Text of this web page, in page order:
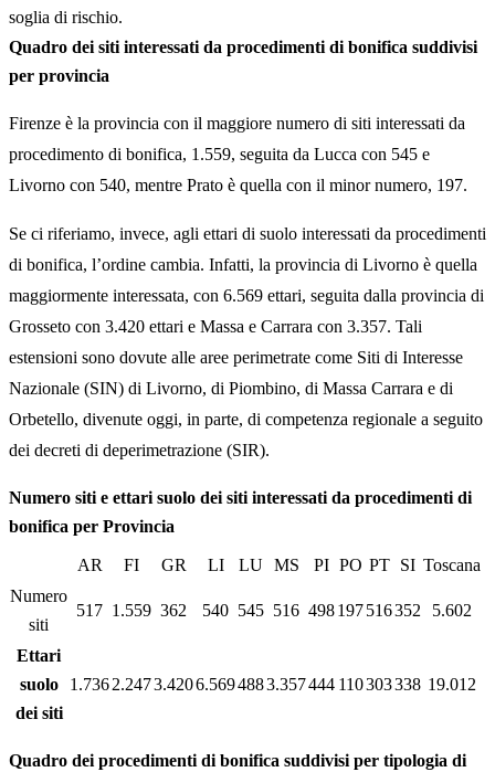
soglia di rischio.
Quadro dei siti interessati da procedimenti di bonifica suddivisi
per provincia
Firenze è la provincia con il maggiore numero di siti interessati da
procedimento di bonifica, 1.559, seguita da Lucca con 545 e
Livorno con 540, mentre Prato è quella con il minor numero, 197.
Se ci riferiamo, invece, agli ettari di suolo interessati da procedimenti
di bonifica, l’ordine cambia. Infatti, la provincia di Livorno è quella
maggiormente interessata, con 6.569 ettari, seguita dalla provincia di
Grosseto con 3.420 ettari e Massa e Carrara con 3.357. Tali
estensioni sono dovute alle aree perimetrate come Siti di Interesse
Nazionale (SIN) di Livorno, di Piombino, di Massa Carrara e di
Orbetello, divenute oggi, in parte, di competenza regionale a seguito
dei decreti di deperimetrazione (SIR).
Numero siti e ettari suolo dei siti interessati da procedimenti di
bonifica per Provincia
AR FI GR LI LU MS PI PO PT SI Toscana
Numero
siti
517 1.559 362 540 545 516 498197516352 5.602
Ettari
suolo
dei siti
1.7362.2473.4206.5694883.357444 110303338 19.012
Quadro dei procedimenti di bonifica suddivisi per tipologia di